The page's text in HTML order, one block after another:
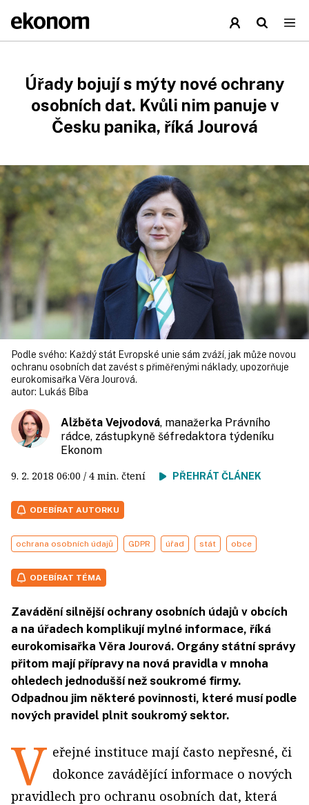
Úřady bojují s mýty nové ochrany
osobních dat. Kvůli nim panuje v
Česku panika, říká Jourová
Podle svého: Každý stát Evropské unie sám zváží, jak může novou
ochranu osobních dat zavést s přiměřenými náklady, upozorňuje
eurokomisařka Věra Jourová.
autor:
Lukáš Bíba
Alžběta Vejvodová, manažerka Právního
rádce, zástupkyně šéfredaktora týdeníku
Ekonom
9. 2. 2018 06:00 / 4 min. čtení PŘEHRÁT ČLÁNEK
ODEBÍRAT AUTORKU
ochrana osobních údajů GDPR úřad stát obce
ODEBÍRAT TÉMA
Zavádění silnější ochrany osobních údajů v obcích
a na úřadech komplikují mylné informace, říká
eurokomisařka Věra Jourová. Orgány státní správy
přitom mají přípravy na nová pravidla v mnoha
ohledech jednodušší než soukromé firmy.
Odpadnou jim některé povinnosti, které musí podle
nových pravidel plnit soukromý sektor.
V eřejné instituce mají často nepřesné, či
dokonce zavádějící informace o nových
pravidlech pro ochranu osobních dat, která